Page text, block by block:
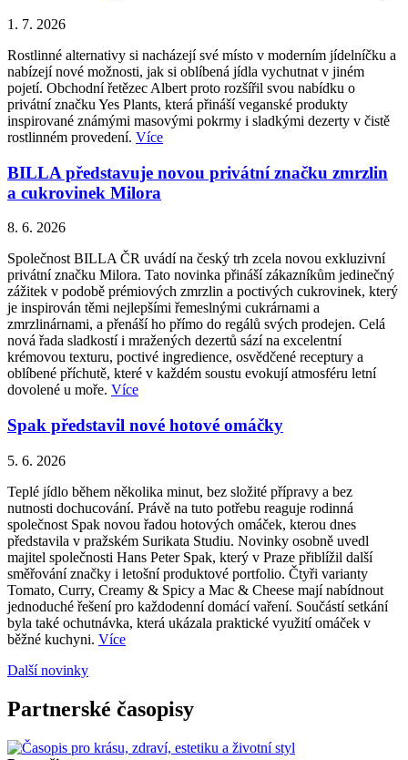
1. 7. 2026
Rostlinné alternativy si nacházejí své místo v moderním jídelníčku a
nabízejí nové možnosti, jak si oblíbená jídla vychutnat v jiném
pojetí. Obchodní řetězec Albert proto rozšířil svou nabídku o
privátní značku Yes Plants, která přináší veganské produkty
inspirované známými masovými pokrmy i sladkými dezerty v čistě
rostlinném provedení. Více
BILLA představuje novou privátní značku zmrzlin
a cukrovinek Milora
8. 6. 2026
Společnost BILLA ČR uvádí na český trh zcela novou exkluzivní
privátní značku Milora. Tato novinka přináší zákazníkům jedinečný
zážitek v podobě prémiových zmrzlin a poctivých cukrovinek, který
je inspirován těmi nejlepšími řemeslnými cukrárnami a
zmrzlinárnami, a přenáší ho přímo do regálů svých prodejen. Celá
nová řada sladkostí i mražených dezertů sází na excelentní
krémovou texturu, poctivé ingredience, osvědčené receptury a
oblíbené příchutě, které v každém soustu evokují atmosféru letní
dovolené u moře. Více
Spak představil nové hotové omáčky
5. 6. 2026
Teplé jídlo během několika minut, bez složité přípravy a bez
nutnosti dochucování. Právě na tuto potřebu reaguje rodinná
společnost Spak novou řadou hotových omáček, kterou dnes
představila v pražském Surikata Studiu. Novinky osobně uvedl
majitel společnosti Hans Peter Spak, který v Praze přiblížil další
směřování značky i letošní produktové portfolio. Čtyři varianty
Tomato, Curry, Creamy & Spicy a Mac & Cheese mají nabídnout
jednoduché řešení pro každodenní domácí vaření. Součástí setkání
byla také ochutnávka, která ukázala praktické využití omáček v
běžné kuchyni. Více
Další novinky
Partnerské časopisy